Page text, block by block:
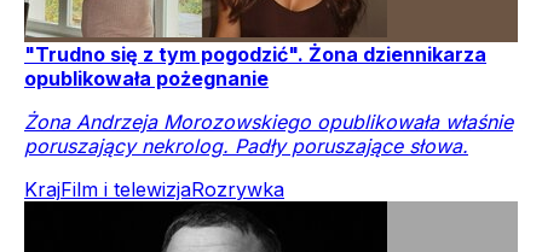
"Trudno się z tym pogodzić". Żona dziennikarza
opublikowała pożegnanie
Żona Andrzeja Morozowskiego opublikowała właśnie
poruszający nekrolog. Padły poruszające słowa.
KrajFilm i telewizjaRozrywka